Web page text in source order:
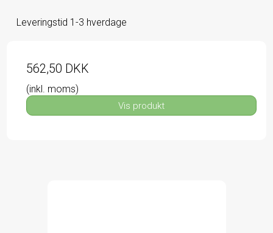
Leveringstid 1-3 hverdage
562,50 DKK
(inkl. moms)
Vis produkt